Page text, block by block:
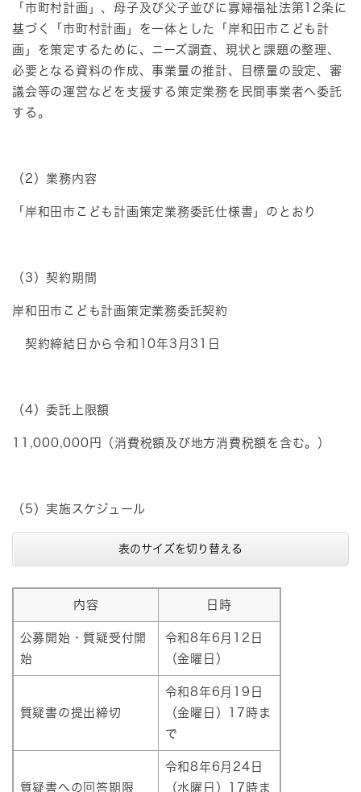
「市町村計画」、母子及び父子並びに寡婦福祉法第12条に
基づく「市町村計画」を一体とした「岸和田市こども計
画」を策定するために、ニーズ調査、現状と課題の整理、
必要となる資料の作成、事業量の推計、目標量の設定、審
議会等の運営などを支援する策定業務を民間事業者へ委託
する。
（2）業務内容
「岸和田市こども計画策定業務委託仕様書」のとおり
（3）契約期間
岸和田市こども計画策定業務委託契約
契約締結日から令和10年3月31日
（4）委託上限額
11,000,000円（消費税額及び地方消費税額を含む。）
（5）実施スケジュール
表のサイズを切り替える
内容 日時
公募開始・質疑受付開
始
令和8年6月12日
（金曜日）
質疑書の提出締切
令和8年6月19日
（金曜日）17時ま
で
質疑書への回答期限
令和8年6月24日
（水曜日）17時ま